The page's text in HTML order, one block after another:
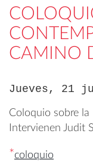
CAMINO
Jueves, 21
Coloquio sobre la
Intervienen Judit
*coloquio